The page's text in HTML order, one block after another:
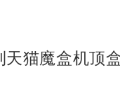
猫魔盒机顶